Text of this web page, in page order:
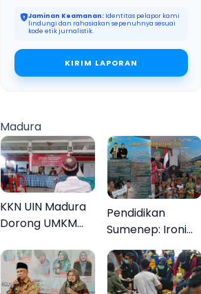
Jaminan Keamanan: Identitas pelapor kami
lindungi dan rahasiakan sepenuhnya sesuai
kode etik jurnalistik.
KIRIM LAPORAN
Madura
KKN UIN Madura
Dorong UMKM
Naik Kelas
Pendidikan
Sumenep: Ironi
13.095 Anak Tidak
Sekolah
Menyaksikan